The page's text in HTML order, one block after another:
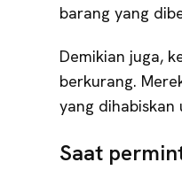
barang yang
Demikian juga,
berkurang.
yang dihabiskan
Saat